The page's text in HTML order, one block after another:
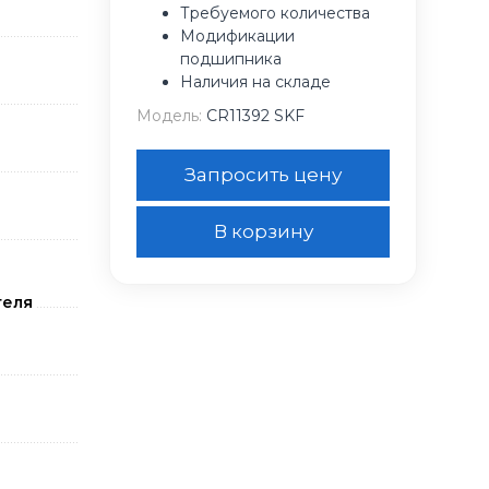
Требуемого количества
Модификации
подшипника
Наличия на складе
Модель: CR11392 SKF
Запросить цену
В корзину